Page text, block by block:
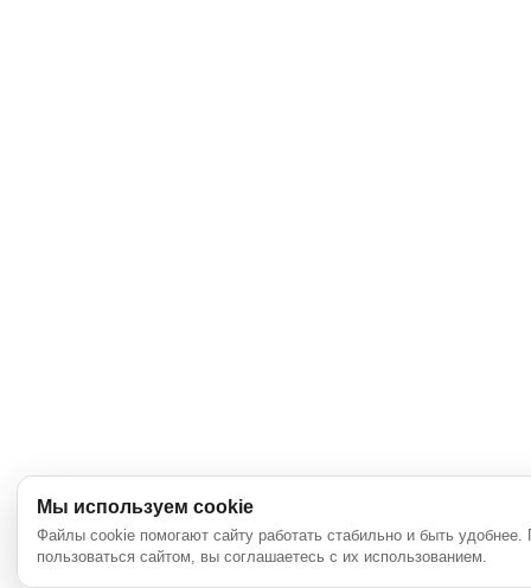
Мы используем cookie
Файлы cookie помогают сайту работать стабильно и быть
пользоваться сайтом, вы соглашаетесь с их использованием.